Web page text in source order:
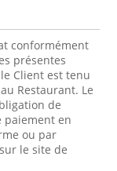
conformément
présentes
Client est tenu
Restaurant. Le
de
paiement en
ou par
le site de